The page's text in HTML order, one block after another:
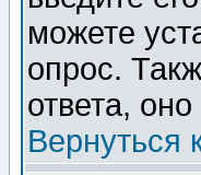
можете
опрос.
ответа,
Вернуться